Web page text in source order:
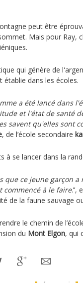
peut être
Mais pour Ray,
qui génère de
établie dans les écoles.
a été lancé dans
et l'état de santé
savent qu'elles sont
, de l’école secondaire
à se lancer dans la
que ce jeune garçon
commencé à le faire
de la faune sauvage
le chemin de
du Mont Elgon, qui